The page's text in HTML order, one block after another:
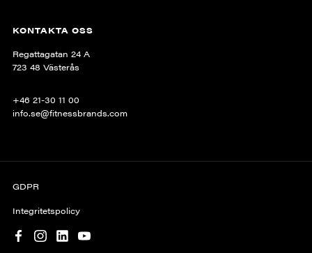
KONTAKTA OSS
Regattagatan 24 A
723 48 Västerås
+46 21-30 11 00
info.se@fitnessbrands.com
GDPR
Integritetspolicy